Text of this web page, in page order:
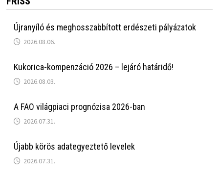
Újranyíló és meghosszabbított erdészeti pályázatok
2026.08.06.
Kukorica-kompenzáció 2026 – lejáró határidő!
2026.08.03.
A FAO világpiaci prognózisa 2026-ban
2026.07.31.
Újabb körös adategyeztető levelek
2026.07.31.